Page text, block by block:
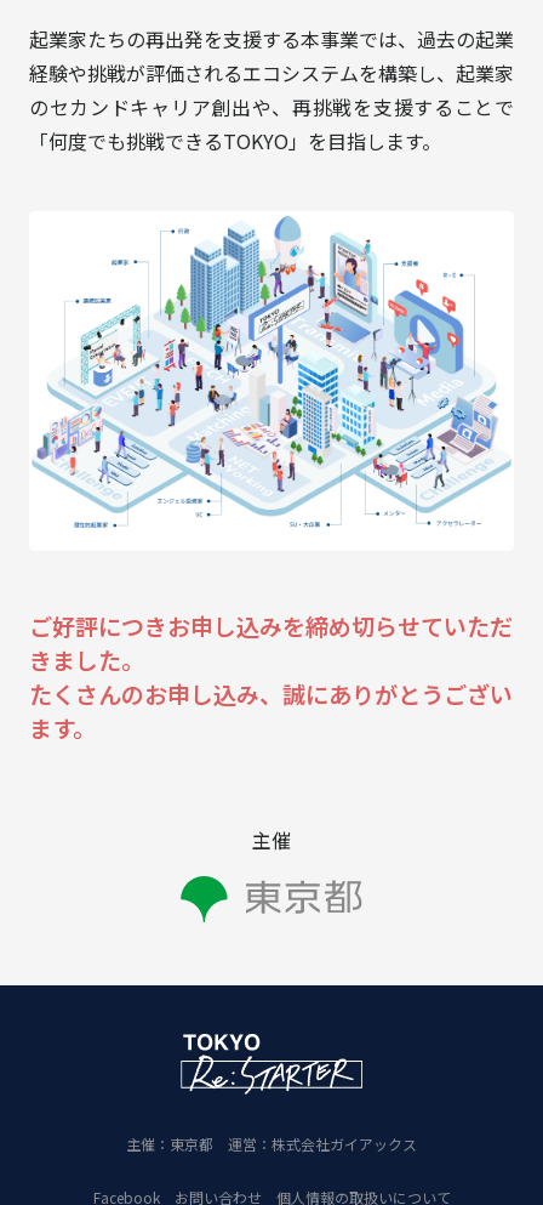
起業家たちの再出発を支援する本事業では、過去の起業
経験や挑戦が評価されるエコシステムを構築し、起業家
のセカンドキャリア創出や、再挑戦を支援することで
「何度でも挑戦できるTOKYO」を目指します。
ご好評につきお申し込みを締め切らせていただ
きました。
たくさんのお申し込み、誠にありがとうござい
ます。
主催
主催： 東京都 運営： 株式会社ガイアックス
Facebook お問い合わせ 個人情報の取扱いについて